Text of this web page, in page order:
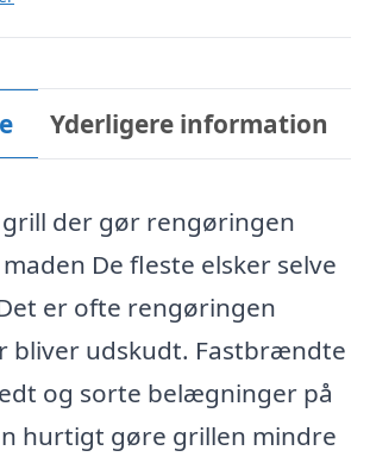
Yderligere information
der gør rengøringen
De fleste elsker selve
er ofte rengøringen
bliver udskudt. Fastbrændte
og sorte belægninger på
hurtigt gøre grillen mindre